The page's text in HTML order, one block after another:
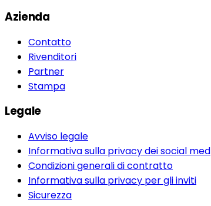
Azienda
Contatto
Rivenditori
Partner
Stampa
Legale
Avviso legale
Informativa sulla privacy dei social med
Condizioni generali di contratto
Informativa sulla privacy per gli inviti
Sicurezza